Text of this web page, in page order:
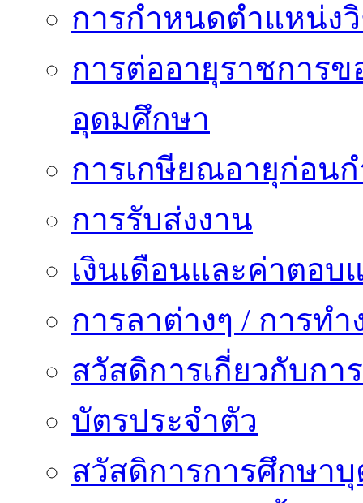
การกำหนดตำแหน่ง
การต่ออายุราชการ
อุดมศึกษา
การเกษียณอายุก่อน
การรับส่งงาน
เงินเดือนและค่าตอบ
การลาต่างๆ / การทำ
สวัสดิการเกี่ยวกับกา
บัตรประจำตัว
สวัสดิการการศึกษาบุ